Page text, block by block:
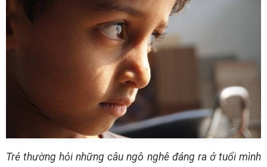
Trẻ thường hỏi những câu ngô nghê đáng ra ở tuổi mình